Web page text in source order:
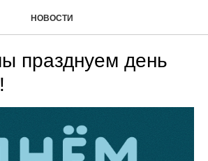
НОВОСТИ
празднуем день